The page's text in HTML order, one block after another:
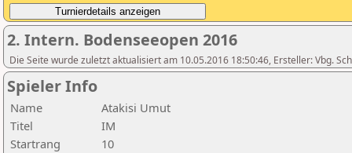
2. Intern. Bodenseeopen 2016
Die Seite wurde zuletzt aktualisiert am 10.05.2016 18:50:46, Ersteller: Vbg.
Spieler Info
Name
Atakisi Umut
Titel
IM
Startrang
10